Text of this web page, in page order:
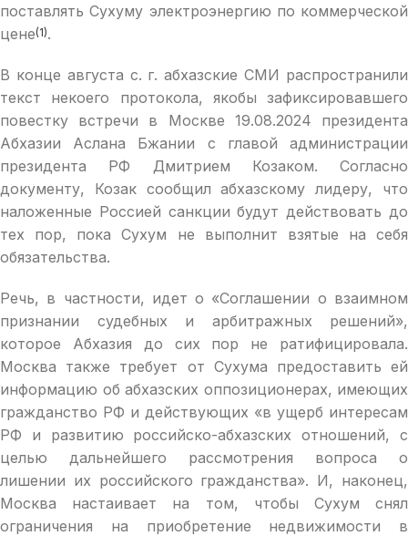
поставлять Сухуму электроэнергию по коммерческой
цене(1).
В конце августа с. г. абхазские СМИ распространили
текст некоего протокола, якобы зафиксировавшего
повестку встречи в Москве 19.08.2024 президента
Абхазии Аслана Бжании с главой администрации
президента РФ Дмитрием Козаком. Согласно
документу, Козак сообщил абхазскому лидеру, что
наложенные Россией санкции будут действовать до
тех пор, пока Сухум не выполнит взятые на себя
обязательства.
Речь, в частности, идет о «Соглашении о взаимном
признании судебных и арбитражных решений»,
которое Абхазия до сих пор не ратифицировала.
Москва также требует от Сухума предоставить ей
информацию об абхазских оппозиционерах, имеющих
гражданство РФ и действующих «в ущерб интересам
РФ и развитию российско-абхазских отношений, с
целью дальнейшего рассмотрения вопроса о
лишении их российского гражданства». И, наконец,
Москва настаивает на том, чтобы Сухум снял
ограничения на приобретение недвижимости в